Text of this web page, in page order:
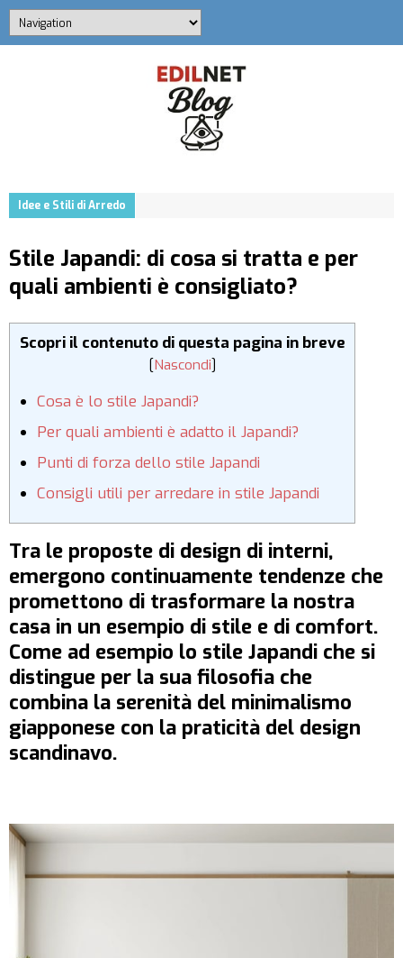
Idee e Stili di Arredo
Stile Japandi: di cosa si tratta e per
quali ambienti è consigliato?
Scopri il contenuto di questa pagina in breve
[Nascondi]
Cosa è lo stile Japandi?
Per quali ambienti è adatto il Japandi?
Punti di forza dello stile Japandi
Consigli utili per arredare in stile Japandi
Tra le proposte di design di interni,
emergono continuamente tendenze che
promettono di trasformare la nostra
casa in un esempio di stile e di comfort.
Come ad esempio lo stile Japandi che si
distingue per la sua filosofia che
combina la serenità del minimalismo
giapponese con la praticità del design
scandinavo.